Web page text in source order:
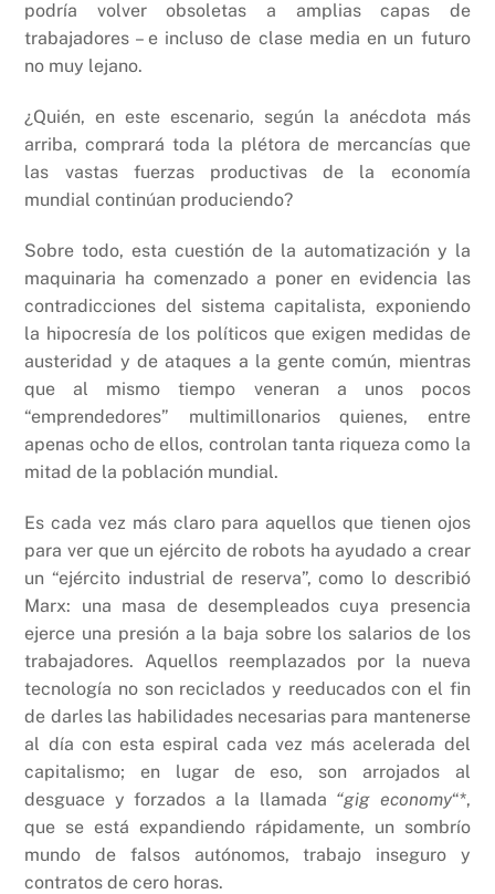
podría volver obsoletas a amplias capas de
trabajadores – e incluso de clase media en un futuro
no muy lejano.
¿Quién, en este escenario, según la anécdota más
arriba, comprará toda la plétora de mercancías que
las vastas fuerzas productivas de la economía
mundial continúan produciendo?
Sobre todo, esta cuestión de la automatización y la
maquinaria ha comenzado a poner en evidencia las
contradicciones del sistema capitalista, exponiendo
la hipocresía de los políticos que exigen medidas de
austeridad y de ataques a la gente común, mientras
que al mismo tiempo veneran a unos pocos
“emprendedores” multimillonarios quienes, entre
apenas ocho de ellos, controlan tanta riqueza como la
mitad de la población mundial.
Es cada vez más claro para aquellos que tienen ojos
para ver que un ejército de robots ha ayudado a crear
un “ejército industrial de reserva”, como lo describió
Marx: una masa de desempleados cuya presencia
ejerce una presión a la baja sobre los salarios de los
trabajadores. Aquellos reemplazados por la nueva
tecnología no son reciclados y reeducados con el fin
de darles las habilidades necesarias para mantenerse
al día con esta espiral cada vez más acelerada del
capitalismo; en lugar de eso, son arrojados al
desguace y forzados a la llamada “gig economy“*,
que se está expandiendo rápidamente, un sombrío
mundo de falsos autónomos, trabajo inseguro y
contratos de cero horas.